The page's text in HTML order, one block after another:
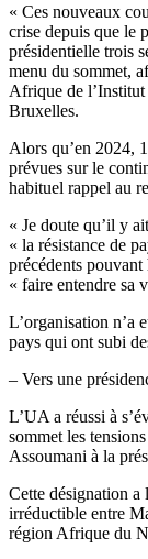
« Ces nouveaux
crise depuis que le
présidentielle trois
menu du sommet,
Afrique de l’Institut
Bruxelles.
Alors qu’en 2024,
prévues sur le
habituel rappel au
« Je doute qu’il y
« la résistance de
précédents
« faire entendre sa
L’organisation n’a
pays qui ont subi
– Vers une
L’UA a réussi à
sommet les
Assoumani à la
Cette désignation a
irréductible entre
région Afrique du